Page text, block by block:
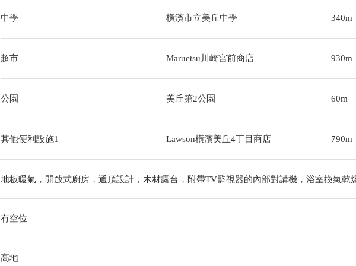
中學 橫濱市立美丘中學 340m
超市 Maruetsu川崎宮前商店 930m
公園 美丘第2公園 60m
其他便利設施1 Lawson橫濱美丘4丁目商店 790m
地板暖氣，開放式廚房，通頂設計，木材露台，附帶TV監視器的內部對講機，浴室換氣乾
有空位
高地